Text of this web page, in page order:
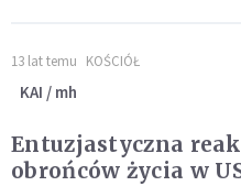
13 lat temu KOŚCIÓŁ
KAI / mh
Entuzjastyczna
obrońców życia w